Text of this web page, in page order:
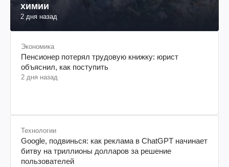
химии
2 дня назад
Экономика
Пенсионер потерял трудовую книжку: юрист
объяснил, как поступить
2 дня назад
Технологии
Google, подвинься: как реклама в ChatGPT начинает
битву на триллионы долларов за решение
пользователей